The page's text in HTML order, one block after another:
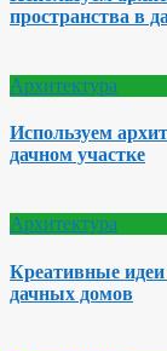
пространства в
Архитектура
Используем
дачном участке
Архитектура
Креативные
дачных домов